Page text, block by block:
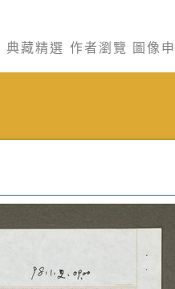
典藏精選 作者瀏覽 圖像